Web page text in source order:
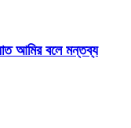
আমির বলে মন্তব্য